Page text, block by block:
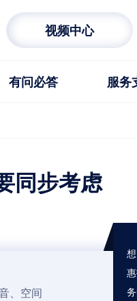
视频中心
有问必答 服务
同步考虑
、空间